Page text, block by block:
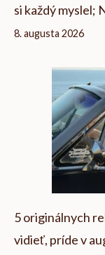
si každý myslel;
8. augusta 2026
5 originálnych
vidieť, príde v